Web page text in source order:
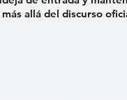
allá del discurso